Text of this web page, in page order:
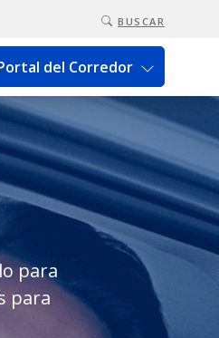
BUSCAR
del Corredor
para
para